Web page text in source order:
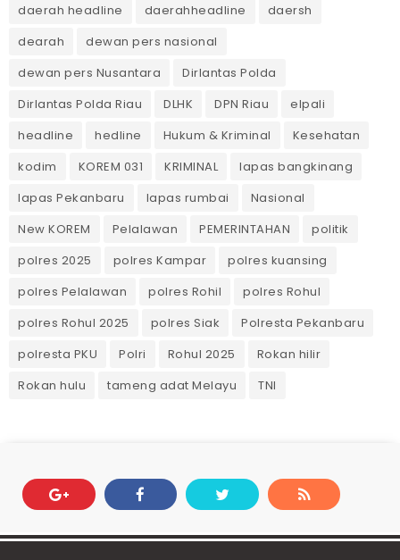
daerah headline
daerahheadline
daersh
dearah
dewan pers nasional
dewan pers Nusantara
Dirlantas Polda
Dirlantas Polda Riau
DLHK DPN Riau
elpali
headline
hedline Hukum & Kriminal
Kesehatan
kodim
KOREM 031 KRIMINAL
lapas bangkinang
lapas Pekanbaru
lapas rumbai
Nasional
New KOREM
Pelalawan PEMERINTAHAN
politik
polres 2025
polres Kampar
polres kuansing
polres Pelalawan
polres Rohil
polres Rohul
polres Rohul 2025
polres Siak
Polresta Pekanbaru
polresta PKU
Polri Rohul 2025
Rokan hilir
Rokan hulu
tameng adat Melayu TNI